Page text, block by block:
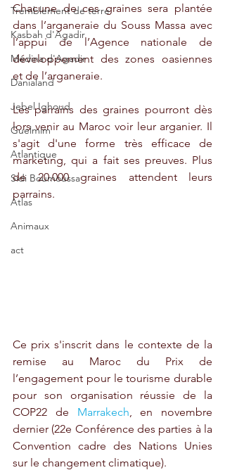
Tremblement de terre
Kasbah d'Agadir
Médina d'Agadir
Danialand
Jebel Ighoud
Guelmim
Atlantique
Sidi Boumoussa
Atlas
Animaux
act
Chacune de ces graines sera plantée
dans l’arganeraie du Souss Massa avec
l’appui de l’Agence nationale de
développement des zones oasiennes
et de l’arganeraie.
Les parrains des graines pourront dès
lors venir au Maroc voir leur arganier. Il
s'agit d'une forme très efficace de
marketing, qui a fait ses preuves. Plus
de 20.000 graines attendent leurs
parrains.
Ce prix s'inscrit dans le contexte de la
remise au Maroc du Prix de
l’engagement pour le tourisme durable
pour son organisation réussie de la
COP22 de Marrakech, en novembre
dernier (22e Conférence des parties à la
Convention cadre des Nations Unies
sur le changement climatique).